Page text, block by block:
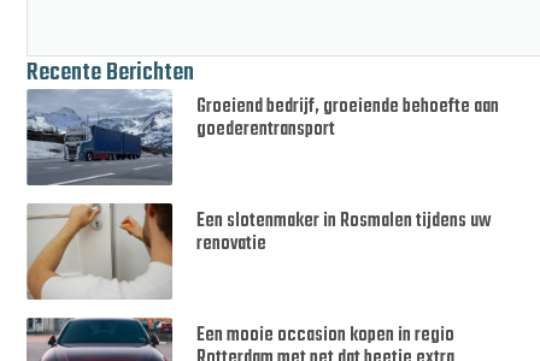
Recente Berichten
Groeiend bedrijf, groeiende behoefte aan
goederentransport
Een slotenmaker in Rosmalen tijdens uw
renovatie
Een mooie occasion kopen in regio